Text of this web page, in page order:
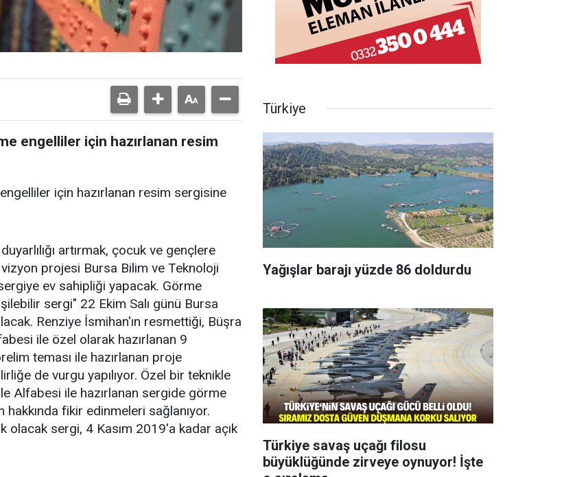
engelliler için hazırlanan resim
için hazırlanan resim sergisine
artırmak, çocuk ve gençlere
vizyon projesi Bursa Bilim ve Teknoloji
ev sahipliği yapacak. Görme
sergi" 22 Ekim Salı günü Bursa
Renziye İsmihan'ın resmettiği, Büşra
ile özel olarak hazırlanan 9
teması ile hazırlanan proje
de vurgu yapılıyor. Özel bir teknikle
Alfabesi ile hazırlanan sergide görme
fikir edinmeleri sağlanıyor.
olacak sergi, 4 Kasım 2019'a kadar açık
Türkiye
Yağışlar barajı yüzde 86 doldurdu
Türkiye savaş uçağı filosu
büyüklüğünde zirveye oynuyor! İşte